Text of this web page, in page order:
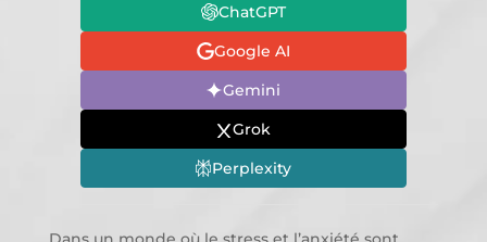
ChatGPT
Google AI
Gemini
Grok
Perplexity